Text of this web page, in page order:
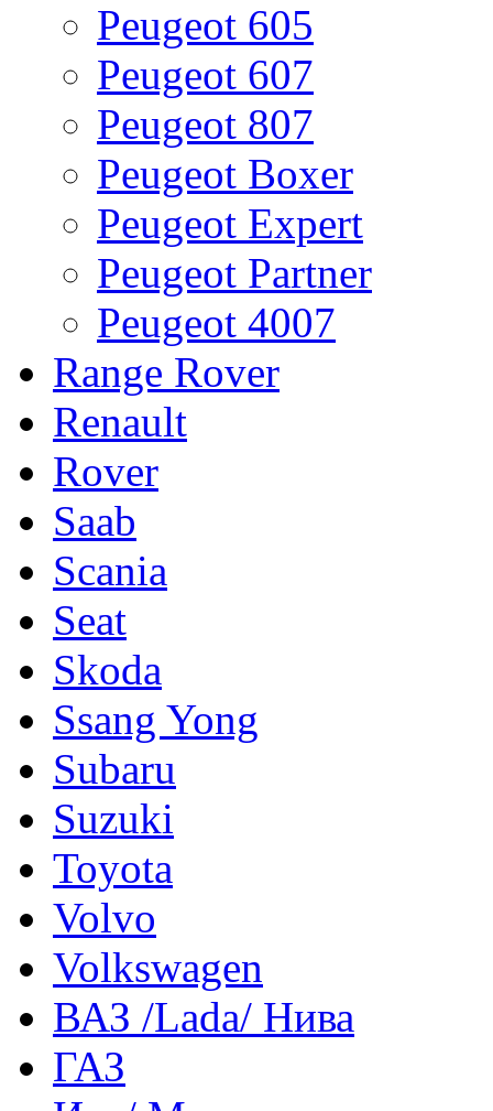
Peugeot 605
Peugeot 607
Peugeot 807
Peugeot Boxer
Peugeot Expert
Peugeot Partner
Peugeot 4007
Range Rover
Renault
Rover
Saab
Scania
Seat
Skoda
Ssang Yong
Subaru
Suzuki
Toyota
Volvo
Volkswagen
ВАЗ /Lada/ Нива
ГАЗ